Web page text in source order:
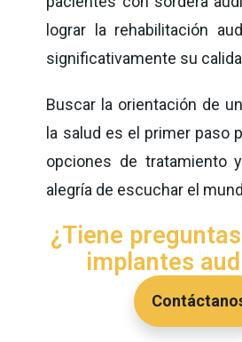
lograr la rehabilitación
significativamente su
Buscar la orientación de
la salud es el primer paso
opciones de tratamiento
alegría de escuchar el
¿Tiene
implantes